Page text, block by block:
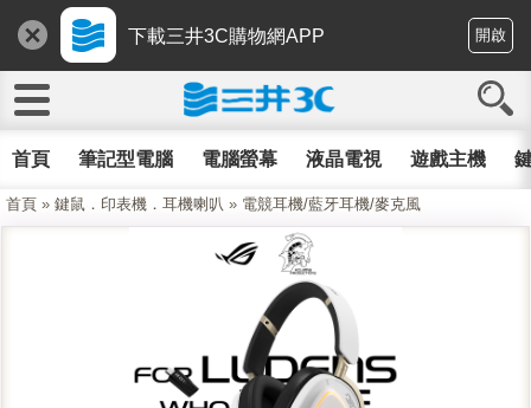
下載三井3C購物網APP 開啟
首頁 筆記型電腦 電腦螢幕 液晶電視 遊戲主機
首頁 » 鍵鼠．印表機．耳機喇叭 » 電競耳機/藍牙耳機/麥克風